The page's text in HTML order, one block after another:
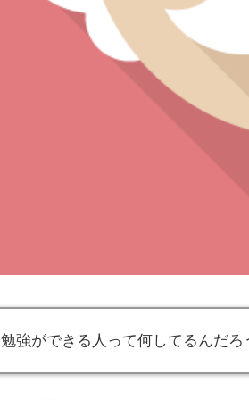
勉強ができる人って何してるんだろ